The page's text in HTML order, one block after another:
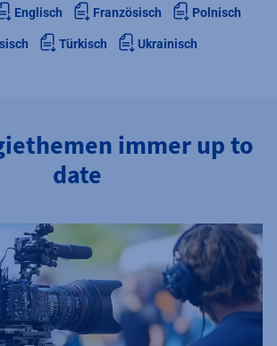
Englisch Französisch Polnisch
Türkisch Ukrainisch
immer up to
date